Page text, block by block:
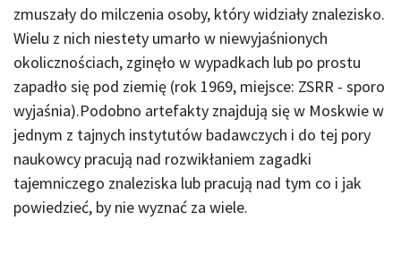
zmuszały do milczenia osoby, który widziały znalezisko.
Wielu z nich niestety umarło w niewyjaśnionych
okolicznościach, zginęło w wypadkach lub po prostu
zapadło się pod ziemię (rok 1969, miejsce: ZSRR - sporo
wyjaśnia).Podobno artefakty znajdują się w Moskwie w
jednym z tajnych instytutów badawczych i do tej pory
naukowcy pracują nad rozwikłaniem zagadki
tajemniczego znaleziska lub pracują nad tym co i jak
powiedzieć, by nie wyznać za wiele.